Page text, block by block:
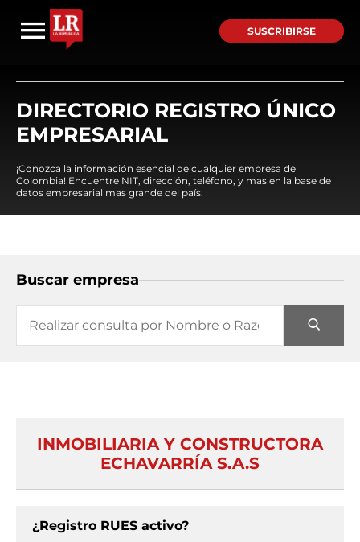
SUSCRIBIRSE
DIRECTORIO REGISTRO ÚNICO
EMPRESARIAL
¡Conozca la información esencial de cualquier empresa de
Colombia! Encuentre NIT, dirección, teléfono, y mas en la base de
datos empresarial mas grande del país.
Buscar empresa
INMOBILIARIA Y CONSTRUCTORA
ECHAVARRÍA S.A.S
¿Registro RUES activo?